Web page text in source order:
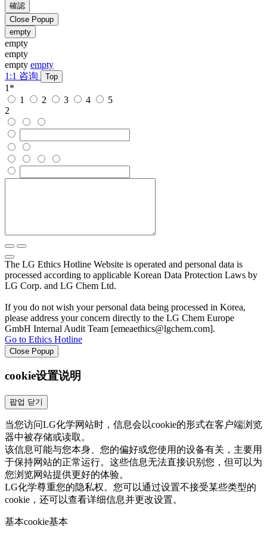
確認
Close Popup
empty
empty
empty
empty empty
1:1 咨询
Top
1 *
1
2 3 4
5
2
The LG Ethics Hotline Website is operated and personal data is
processed according to applicable Korean Data Protection Laws by
LG Corp. and LG Chem Ltd.
If you do not wish your personal data being processed in Korea,
please address your concern directly to the LG Chem Europe
GmbH Internal Audit Team [emeaethics@lgchem.com].
Go to Ethics Hotline
Close Popup
cookie设置说明
팝업 닫기
当您访问LG化学网站时，信息会以cookie的形式在客户端浏览
器中被存储或读取。
该信息可能与您本身、您的偏好或您使用的设备有关，主要用
于保持网站的正常运行。这些信息无法直接识别您，但可以为
您浏览网站提供更好的体验。
LG化学尊重您的隐私权。您可以通过设置不接受某些类型的
cookie，还可以查看详细信息并更改设置。
基本cookie基本